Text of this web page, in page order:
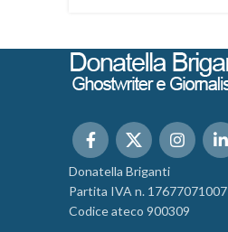
Donatella Briganti
Partita IVA n. 17677071007
Codice ateco 900309